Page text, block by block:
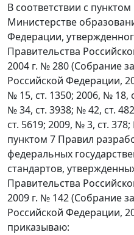
В соответствии с
Министерстве
Федерации,
Правительства
2004 г. № 280 (Собрание
Российской Федерации,
№ 15, ст. 1350; 2006, № 18,
№ 34, ст. 3938; № 42, ст.
ст. 5619; 2009, № 3, ст.
пунктом 7 Правил
федеральных
стандартов,
Правительства
2009 г. № 142 (Собрание
Российской Федерации,
приказываю: